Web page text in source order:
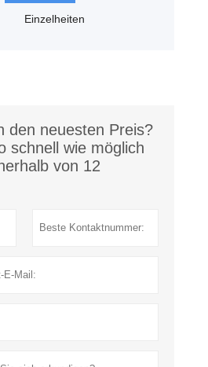
Einzelheiten
den neuesten Preis?
schnell wie möglich
von 12